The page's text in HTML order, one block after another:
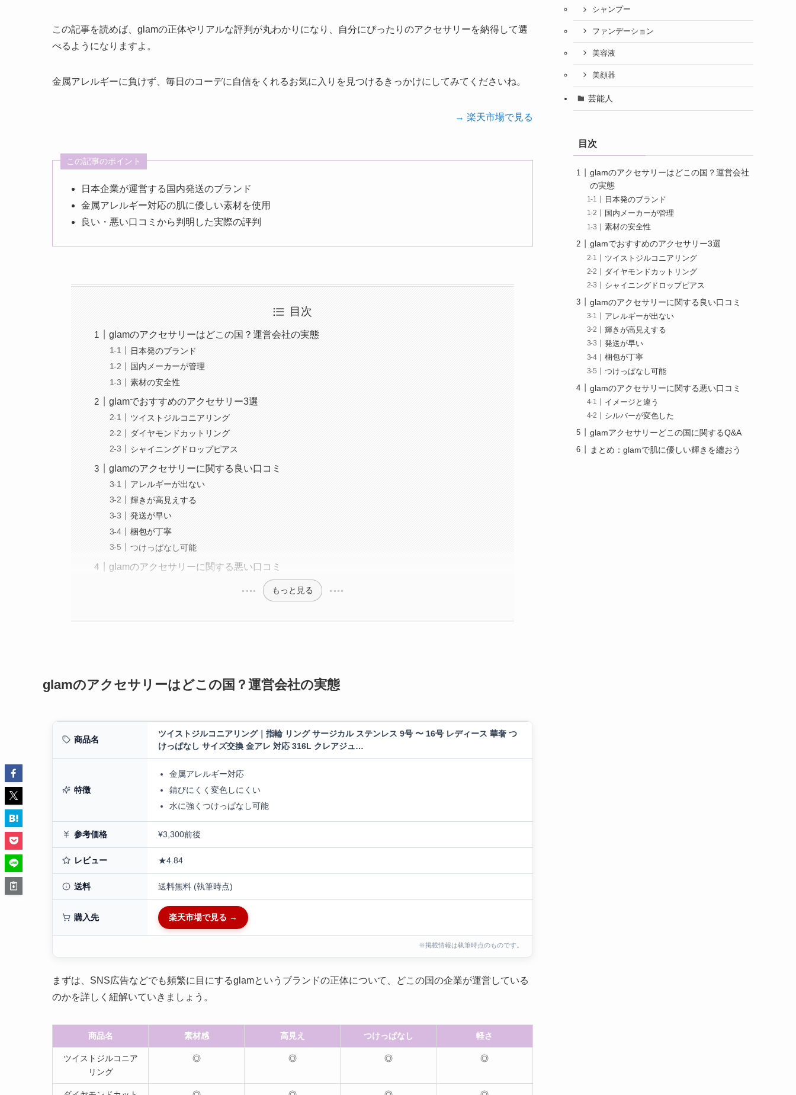
この記事を読めば、glamの正体やリアルな評判が丸わかりになり、自分にぴったりのアクセサリーを納得して選
べるようになりますよ。
金属アレルギーに負けず、毎日のコーデに自信をくれるお気に入りを見つけるきっかけにしてみてくださいね。
→ 楽天市場で見る
この記事のポイント
日本企業が運営する国内発送のブランド
金属アレルギー対応の肌に優しい素材を使用
良い・悪い口コミから判明した実際の評判
目次
glamのアクセサリーはどこの国？運営会社の実態
日本発のブランド
国内メーカーが管理
素材の安全性
glamでおすすめのアクセサリー3選
ツイストジルコニアリング
ダイヤモンドカットリング
シャイニングドロップピアス
glamのアクセサリーに関する良い口コミ
アレルギーが出ない
輝きが高見えする
発送が早い
梱包が丁寧
つけっぱなし可能
glamのアクセサリーに関する悪い口コミ
もっと見る
glamのアクセサリーはどこの国？運営会社の実態
商品名
ツイストジルコニアリング｜指輪 リング サージカル ステンレス 9号 〜 16号 レディース 華奢 つ
けっぱなし サイズ交換 金アレ 対応 316L クレアジュ…
特徴
金属アレルギー対応
錆びにくく変色しにくい
水に強くつけっぱなし可能
参考価格 ¥3,300前後
レビュー ★4.84
送料 送料無料 (執筆時点)
購入先 楽天市場で見る →
※掲載情報は執筆時点のものです。
まずは、SNS広告などでも頻繁に目にするglamというブランドの正体について、どこの国の企業が運営している
のかを詳しく紐解いていきましょう。
商品名 素材感 高見え つけっぱなし 軽さ
ツイストジルコニア
リング
◎ ◎ ◎ ◎
シャンプー
ファンデーション
美容液
美顔器
芸能人
目次
glamのアクセサリーはどこの国？運営会社
の実態
日本発のブランド
国内メーカーが管理
素材の安全性
glamでおすすめのアクセサリー3選
ツイストジルコニアリング
ダイヤモンドカットリング
シャイニングドロップピアス
glamのアクセサリーに関する良い口コミ
アレルギーが出ない
輝きが高見えする
発送が早い
梱包が丁寧
つけっぱなし可能
glamのアクセサリーに関する悪い口コミ
イメージと違う
シルバーが変色した
glamアクセサリーどこの国に関するQ&A
まとめ：glamで肌に優しい輝きを纏おう